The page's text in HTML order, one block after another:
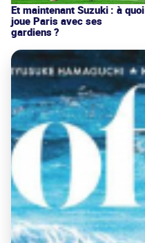
Et maintenant Suzuki : à quoi
joue Paris avec ses
gardiens ?